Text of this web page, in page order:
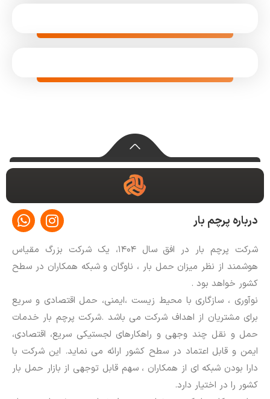
درباره پرچم بار I
n
s
t
a
r
a
m
W
h
a
t
s
p
p
شرکت پرچم بار در افق سال ۱۴۰۴، یک شرکت بزرگ مقیاس
هوشمند از نظر میزان حمل بار ، ناوگان و شبکه همکاران در سطح
کشور خواهد بود .
نوآوری ، سازگاری با محیط زیست ،ایمنی، حمل اقتصادی و سریع
برای مشتریان از اهداف شرکت می باشد .شرکت پرچم بار خدمات
حمل و نقل چند وجهی و راهکارهای لجستیکی سریع، اقتصادی،
ایمن و قابل اعتماد در سطح کشور ارائه می نماید. این شرکت با
دارا بودن شبکه ای از همکاران ، سهم قابل توجهی از بازار حمل بار
کشور را در اختیار دارد.